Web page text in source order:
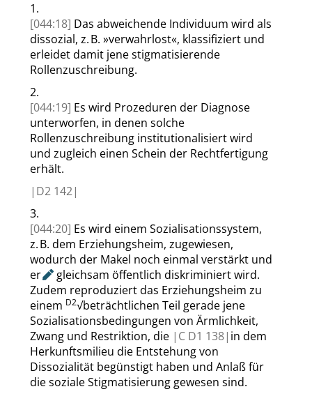
1.
[044:18] Das abweichende Individuum wird als
dissozial, z. B. »verwahrlost«, klassifiziert und
erleidet damit jene stigmatisierende
Rollenzuschreibung.
2.
[044:19] Es wird Prozeduren der Diagnose
unterworfen, in denen solche
Rollenzuschreibung institutionalisiert wird
und zugleich einen Schein der Rechtfertigung
erhält.
| D2 142|
3.
[044:20] Es wird einem Sozialisationssystem,
z. B. dem Erziehungsheim, zugewiesen,
wodurch der Makel noch einmal verstärkt und
er
gleichsam öffentlich diskriminiert wird.
Zudem reproduziert das Erziehungsheim zu
einem D2√beträchtlichen Teil gerade jene
Sozialisationsbedingungen von Ärmlichkeit,
Zwang und Restriktion, die | C D1 138| in dem
Herkunftsmilieu die Entstehung von
Dissozialität begünstigt haben und Anlaß für
die soziale Stigmatisierung gewesen sind.